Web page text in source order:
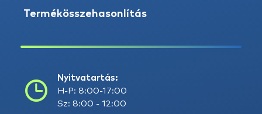
Termékösszehasonlítás
Nyitvatartás:
H-P: 8:00-17:00
Sz: 8:00 - 12:00